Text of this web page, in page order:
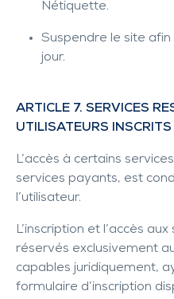
Nétiquette.
Suspendre le site
jour.
ARTICLE 7. SERVICES
UTILISATEURS INSCRITS
L’accès à certains
services payants, est
l’utilisateur.
L’inscription et l’accès
réservés exclusivement
capables juridiquement,
formulaire d’inscription